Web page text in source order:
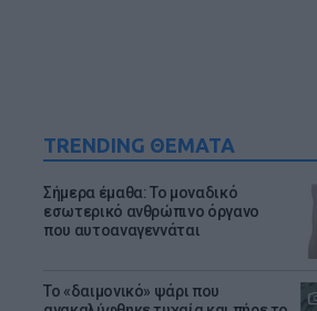
TRENDING ΘΕΜΑΤΑ
Σήμερα έμαθα: Το μοναδικό
εσωτερικό ανθρώπινο όργανο
που αυτοαναγεννάται
Το «δαιμονικό» ψάρι που